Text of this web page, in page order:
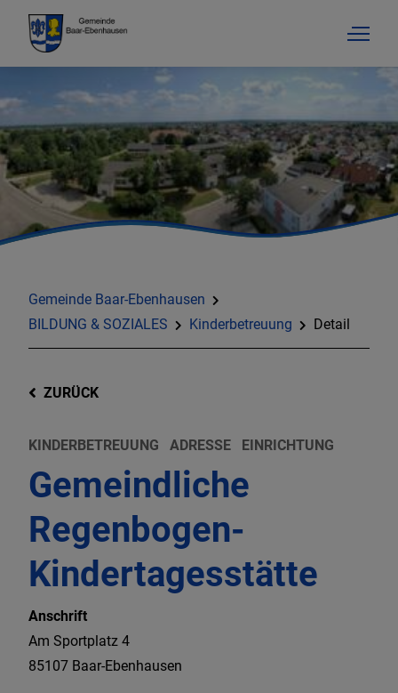
Gemeinde Baar-Ebenhausen
BILDUNG & SOZIALES
Kinderbetreuung Detail
ZURÜCK
KINDERBETREUUNG ADRESSE EINRICHTUNG
Gemeindliche
Regenbogen-
Kindertagesstätte
Anschrift
Am Sportplatz 4
85107 Baar-Ebenhausen